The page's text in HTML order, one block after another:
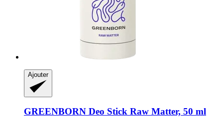
Ajouter
GREENBORN Deo Stick Raw Matter, 50 ml